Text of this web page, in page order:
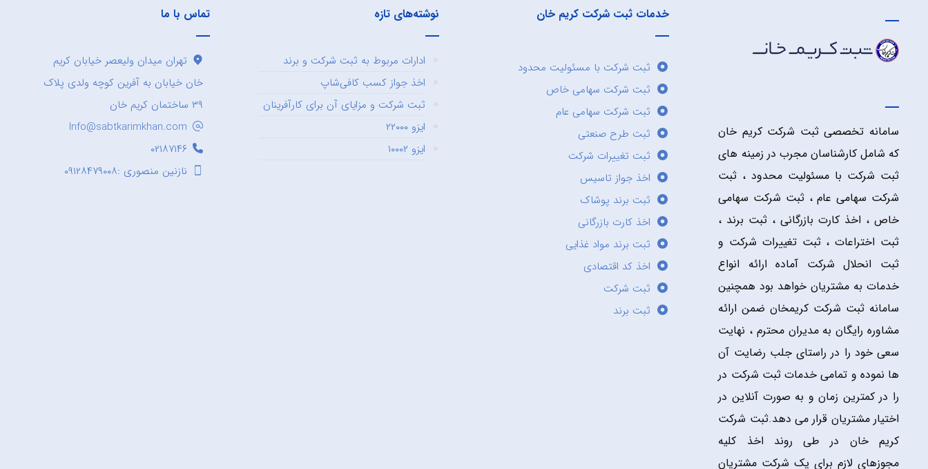
سامانه تخصصی ثبت شرکت کریم خان
که شامل کارشناسان مجرب در زمینه های
ثبت شرکت با مسئولیت محدود ، ثبت
شرکت سهامی عام ، ثبت شرکت سهامی
خاص ، اخذ کارت بازرگانی ، ثبت برند ،
ثبت اختراعات ، ثبت تغییرات شرکت و
ثبت انحلال شرکت آماده ارائه انواع
خدمات به مشتریان خواهد بود همچنین
سامانه ثبت شرکت کریمخان ضمن ارائه
مشاوره رایگان به مدیران محترم ، نهایت
سعی خود را در راستای جلب رضایت آن
ها نموده و تمامی خدمات ثبت شرکت در
را در کمترین زمان و به صورت آنلاین در
اختیار مشتریان قرار می دهد.ثبت شرکت
کریم خان در طی روند اخذ کلیه
مجوزهای لازم برای یک شرکت مشتریان
خدمات ثبت شرکت کریم خان
ثبت شرکت با مسئولیت محدود
ثبت شرکت سهامی خاص
ثبت شرکت سهامی عام
ثبت طرح صنعتی
ثبت تغییرات شرکت
اخذ جواز تاسیس
ثبت برند پوشاک
اخذ کارت بازرگانی
ثبت برند مواد غذایی
اخذ کد اقتصادی
ثبت شرکت
ثبت برند
نوشته‌های تازه
ادارات مربوط به ثبت شرکت و برند
اخذ جواز کسب کافی‌شاپ
ثبت شرکت و مزایای آن برای کارآفرینان
ایزو ۲۲۰۰۰
ایزو ۱۰۰۰۲
تماس با ما
تهران میدان ولیعصر خیابان کریم
خان خیابان به آفرین کوچه ولدی پلاک
۳۹ ساختمان کریم خان
Info@sabtkarimkhan.com
۰۲۱۸۷۱۴۶
نازنین منصوری :۰۹۱۲۸۴۷۹۰۰۸